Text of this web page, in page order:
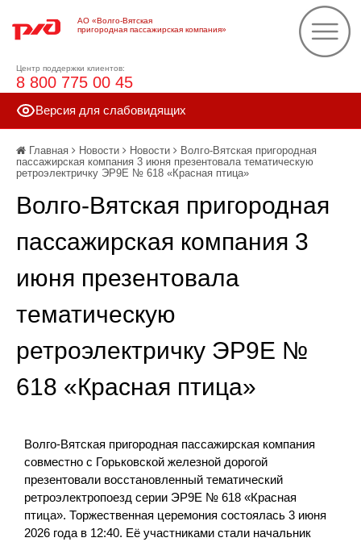
АО «Волго-Вятская
пригородная пассажирская компания»
Центр поддержки клиентов:
8 800 775 00 45
Версия для слабовидящих
Главная Новости Новости
Волго-Вятская пригородная
пассажирская компания 3 июня презентовала тематическую
ретроэлектричку ЭР9Е № 618 «Красная птица»
Волго-Вятская пригородная
пассажирская компания 3
июня презентовала
тематическую
ретроэлектричку ЭР9Е №
618 «Красная птица»
Волго-Вятская пригородная пассажирская компания
совместно с Горьковской железной дорогой
презентовали восстановленный тематический
ретроэлектропоезд серии ЭР9Е № 618 «Красная
птица». Торжественная церемония состоялась 3 июня
2026 года в 12:40. Её участниками стали начальник